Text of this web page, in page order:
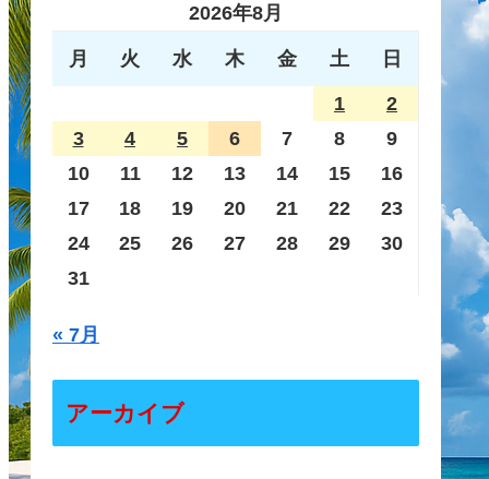
2026年8月
月 火 水 木 金 土 日
1
2
3
4 5 6 7 8
9
10
11 12 13 14 15
16
17
18 19 20 21 22
23
24
25 26 27 28 29
30
31
« 7月
アーカイブ